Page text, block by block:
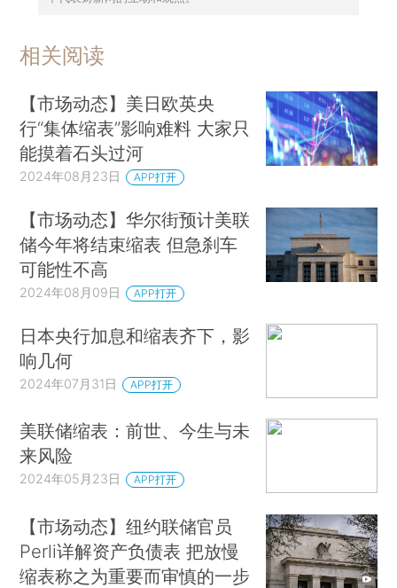
相关阅读
【市场动态】美日欧英央
行“集体缩表”影响难料 大家只
能摸着石头过河
2024年08月23日 APP打开
【市场动态】华尔街预计美联
储今年将结束缩表 但急刹车
可能性不高
2024年08月09日 APP打开
日本央行加息和缩表齐下，影
响几何
2024年07月31日 APP打开
美联储缩表：前世、今生与未
来风险
2024年05月23日 APP打开
【市场动态】纽约联储官员
Perli详解资产负债表 把放慢
缩表称之为重要而审慎的一步